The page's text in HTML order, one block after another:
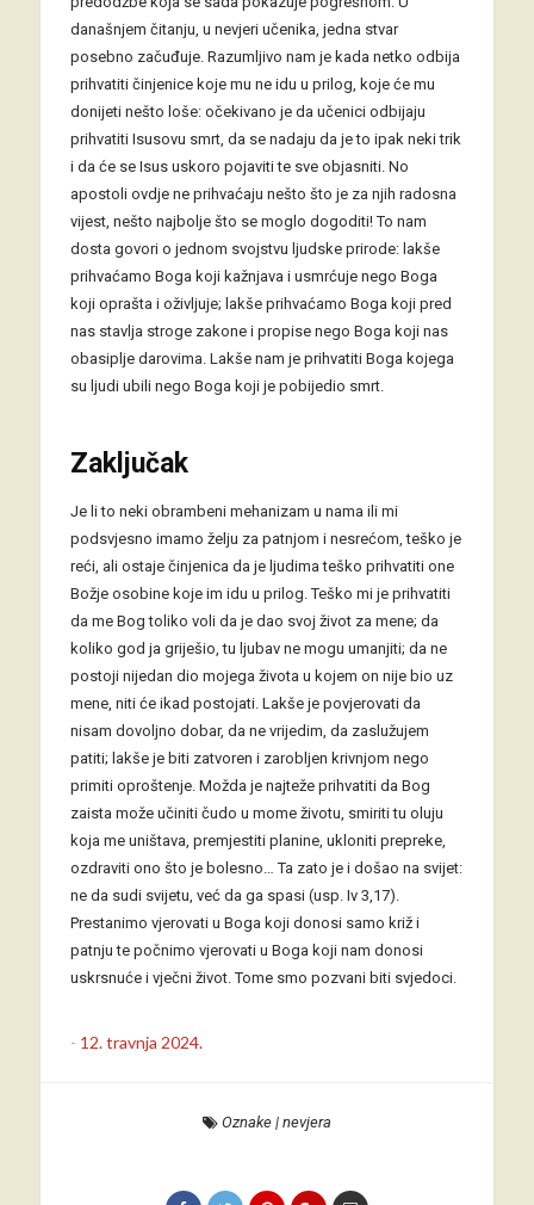
današnjem čitanju, u nevjeri učenika, jedna stvar
posebno začuđuje. Razumljivo nam je kada netko odbija
prihvatiti činjenice koje mu ne idu u prilog, koje će mu
donijeti nešto loše: očekivano je da učenici odbijaju
prihvatiti Isusovu smrt, da se nadaju da je to ipak neki trik
i da će se Isus uskoro pojaviti te sve objasniti. No
apostoli ovdje ne prihvaćaju nešto što je za njih radosna
vijest, nešto najbolje što se moglo dogoditi! To nam
dosta govori o jednom svojstvu ljudske prirode: lakše
prihvaćamo Boga koji kažnjava i usmrćuje nego Boga
koji oprašta i oživljuje; lakše prihvaćamo Boga koji pred
nas stavlja stroge zakone i propise nego Boga koji nas
obasiplje darovima. Lakše nam je prihvatiti Boga kojega
su ljudi ubili nego Boga koji je pobijedio smrt.
Zaključak
Je li to neki obrambeni mehanizam u nama ili mi
podsvjesno imamo želju za patnjom i nesrećom, teško je
reći, ali ostaje činjenica da je ljudima teško prihvatiti one
Božje osobine koje im idu u prilog. Teško mi je prihvatiti
da me Bog toliko voli da je dao svoj život za mene; da
koliko god ja griješio, tu ljubav ne mogu umanjiti; da ne
postoji nijedan dio mojega života u kojem on nije bio uz
mene, niti će ikad postojati. Lakše je povjerovati da
nisam dovoljno dobar, da ne vrijedim, da zaslužujem
patiti; lakše je biti zatvoren i zarobljen krivnjom nego
primiti oproštenje. Možda je najteže prihvatiti da Bog
zaista može učiniti čudo u mome životu, smiriti tu oluju
koja me uništava, premjestiti planine, ukloniti prepreke,
ozdraviti ono što je bolesno… Ta zato je i došao na svijet:
ne da sudi svijetu, već da ga spasi (usp. Iv 3,17).
Prestanimo vjerovati u Boga koji donosi samo križ i
patnju te počnimo vjerovati u Boga koji nam donosi
uskrsnuće i vječni život. Tome smo pozvani biti svjedoci.
- 12. travnja 2024.
Oznake| nevjera